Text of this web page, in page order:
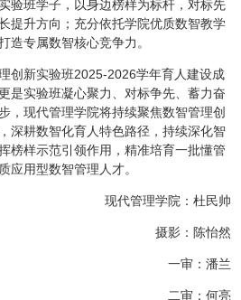
验班学子，以身边榜样为标杆，对标先
提升方向；充分依托学院优质数智教学
造专属数智核心竞争力。
创新实验班2025-2026学年育人建设成
是实验班凝心聚力、对标争先、蓄力奋
，现代管理学院将持续聚焦数智管理创
深耕数智化育人特色路径，持续深化智
榜样示范引领作用，精准培育一批懂管
应用型数智管理人才。
现代管理学院：杜民帅
摄影：陈怡然
一审：潘兰
二审：何亮